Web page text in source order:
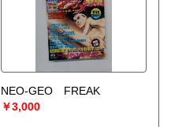
NEO-GEO FREAK
￥3,000